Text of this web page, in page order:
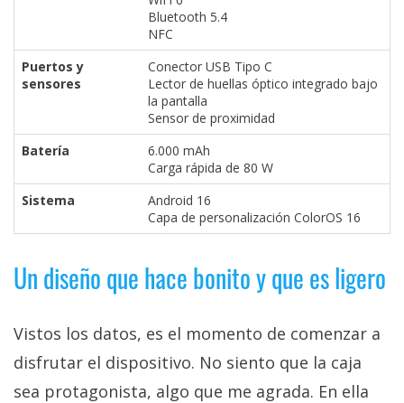
Bluetooth 5.4
NFC
Puertos y
sensores
Conector USB Tipo C
Lector de huellas óptico integrado bajo
la pantalla
Sensor de proximidad
Batería
6.000 mAh
Carga rápida de 80 W
Sistema
Android 16
Capa de personalización ColorOS 16
Un diseño que hace bonito y que es ligero
Vistos los datos, es el momento de comenzar a
disfrutar el dispositivo. No siento que la caja
sea protagonista, algo que me agrada. En ella